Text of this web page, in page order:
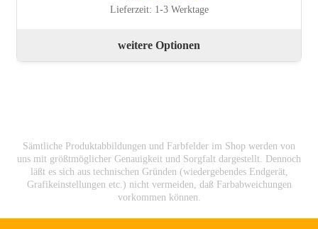
Lieferzeit: 1-3 Werktage
weitere Optionen
Sämtliche Produktabbildungen und Farbfelder im Shop werden von
uns mit größtmöglicher Genauigkeit und Sorgfalt dargestellt. Dennoch
läßt es sich aus technischen Gründen (wiedergebendes Endgerät,
Grafikeinstellungen etc.) nicht vermeiden, daß Farbabweichungen
vorkommen können.